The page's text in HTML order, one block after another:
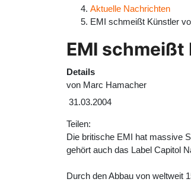
Aktuelle Nachrichten
EMI schmeißt Künstler
EMI schmeißt
Details
von Marc Hamacher
31.03.2004
Teilen:
Die britische EMI hat massive
gehört auch das Label Capitol
Durch den Abbau von weltweit